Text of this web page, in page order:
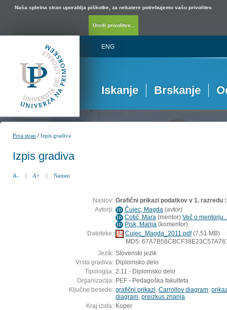
Naša spletna stran uporablja piškotke, za nekatere potrebujemo vašo privolitev.
Uredi privolitev...
ENG
Iskanje Brskanje
Prva stran /Izpis gradiva
Izpis gradiva
A- | A+ | Natisni
Naslov: Grafični prikazi podatkov v 1. razredu
Avtorji: ID Čujec, Magda (avtor)
ID Cotič, Mara (mentor) Več o
ID Pisk, Marija (komentor)
Datoteke:
Cujec_Magda_2011.pdf(7,51 MB)
MD5:
Jezik: Slovenski jezik
Vrsta gradiva: Diplomsko delo
Tipologija: 2.11 - Diplomsko delo
Organizacija: PEF - Pedagoška fakulteta
Ključne besede: grafični prikazi Carrollov diagram
diagram preizkus znanja
Kraj izida: Koper